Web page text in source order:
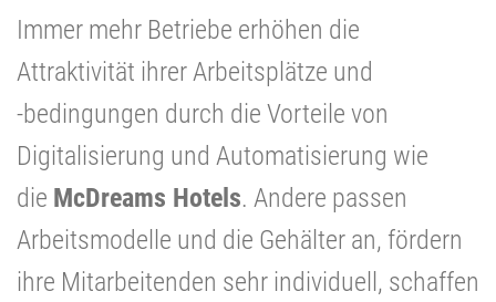
Immer mehr Betriebe erhöhen die
Attraktivität ihrer Arbeitsplätze und
-bedingungen durch die Vorteile von
Digitalisierung und Automatisierung wie
die McDreams Hotels. Andere passen
Arbeitsmodelle und die Gehälter an, fördern
ihre Mitarbeitenden sehr individuell, schaffen